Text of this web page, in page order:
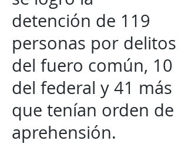
detención de 119
personas por delitos
del fuero común, 10
del federal y 41 más
que tenían orden de
aprehensión.